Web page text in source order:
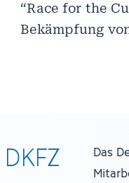
“Race for the
Bekämpfung
DKFZ
Das